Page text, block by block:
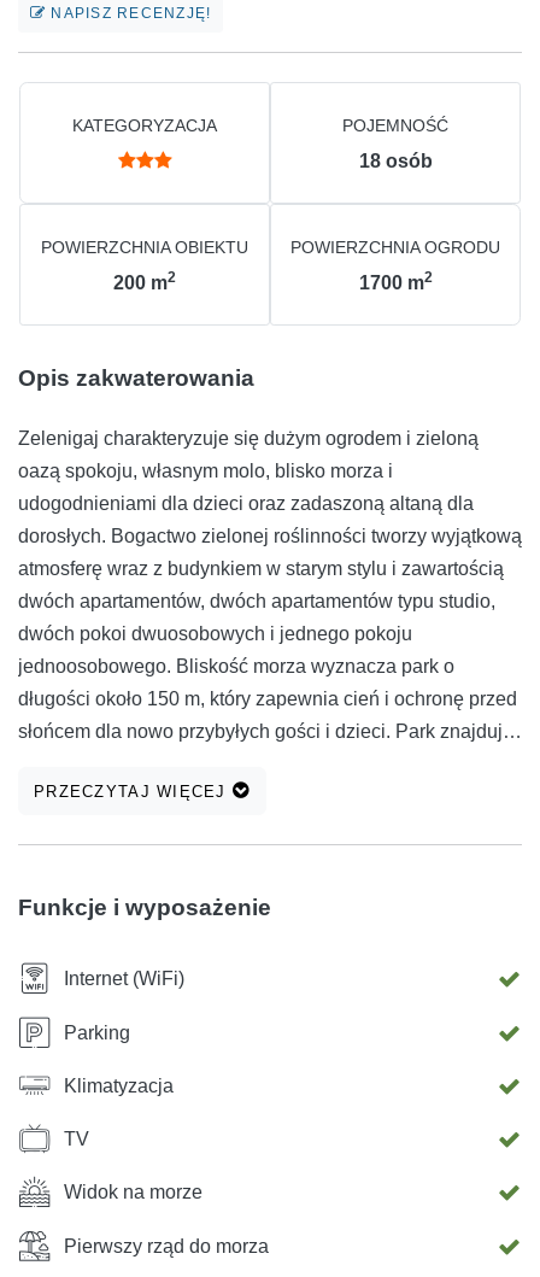
NAPISZ RECENZJĘ!
KATEGORYZACJA POJEMNOŚĆ
18 osób
POWIERZCHNIA OBIEKTU
200 m2
POWIERZCHNIA OGRODU
1700 m2
Opis zakwaterowania
Zelenigaj charakteryzuje się dużym ogrodem i zieloną
oazą spokoju, własnym molo, blisko morza i
udogodnieniami dla dzieci oraz zadaszoną altaną dla
dorosłych. Bogactwo zielonej roślinności tworzy wyjątkową
atmosferę wraz z budynkiem w starym stylu i zawartością
dwóch apartamentów, dwóch apartamentów typu studio,
dwóch pokoi dwuosobowych i jednego pokoju
jednoosobowego. Bliskość morza wyznacza park o
długości około 150 m, który zapewnia cień i ochronę przed
słońcem dla nowo przybyłych gości i dzieci. Park znajduje
PRZECZYTAJ WIĘCEJ
Funkcje i wyposażenie
Internet (WiFi)
Parking
Klimatyzacja
TV
Widok na morze
Pierwszy rząd do morza